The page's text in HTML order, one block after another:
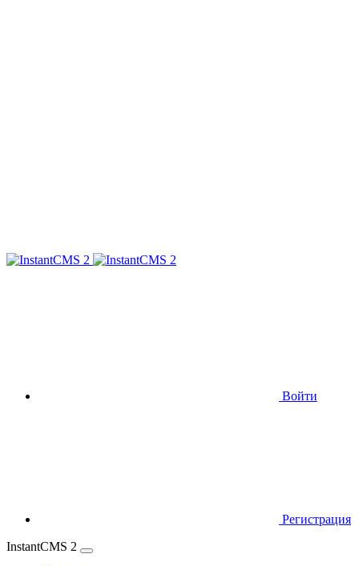
Войти
Регистрация
InstantCMS 2